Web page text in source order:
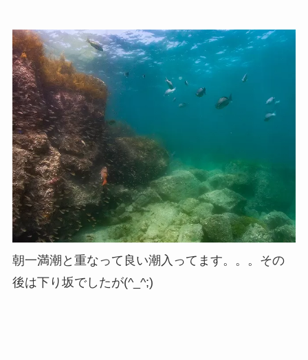
朝一満潮と重なって良い潮入ってます。。。その
後は下り坂でしたが(^_^;)